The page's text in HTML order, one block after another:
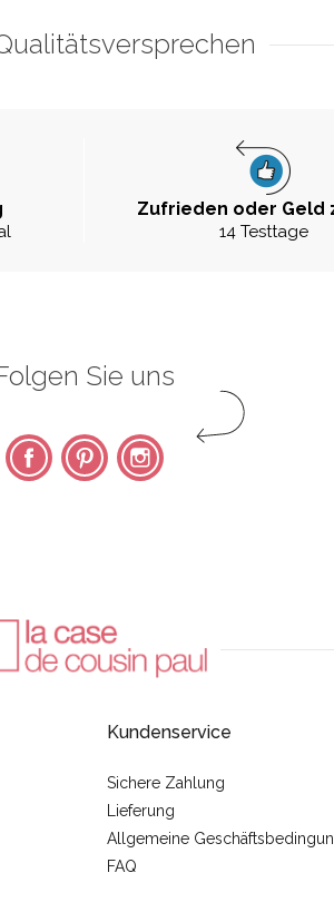
Zufrieden oder Geld
14 Testtage
Sie uns
FacebookPinterest Instagram
Kundenservice
Sichere Zahlung
Lieferung
Allgemeine
FAQ